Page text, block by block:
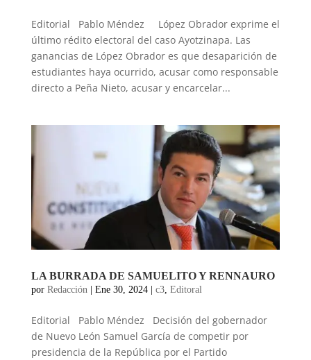
Editorial Pablo Méndez López Obrador exprime el
último rédito electoral del caso Ayotzinapa. Las
ganancias de López Obrador es que desaparición de
estudiantes haya ocurrido, acusar como responsable
directo a Peña Nieto, acusar y encarcelar...
LA BURRADA DE SAMUELITO Y RENNAURO
por Redacción | Ene 30, 2024| c3, Editoral
Editorial Pablo Méndez Decisión del gobernador
de Nuevo León Samuel García de competir por
presidencia de la República por el Partido